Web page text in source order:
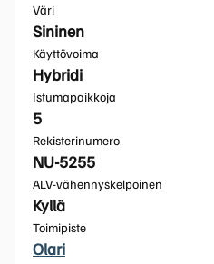
Väri
Sininen
Käyttövoima
Hybridi
Istumapaikkoja
5
Rekisterinumero
NU-5255
ALV-vähennyskelpoinen
Kyllä
Toimipiste
Olari